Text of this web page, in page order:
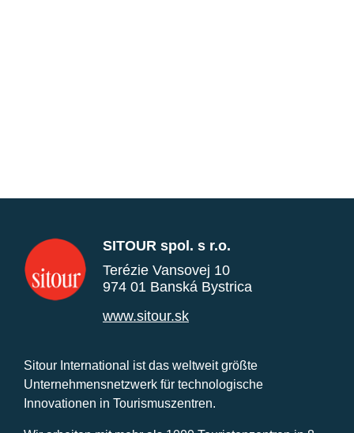
SITOUR spol. s r.o.
Terézie Vansovej 10
974 01 Banská Bystrica
www.sitour.sk
Sitour International ist das weltweit größte
Unternehmensnetzwerk für technologische
Innovationen in Tourismuszentren.